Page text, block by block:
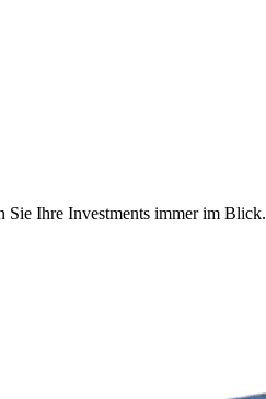
Sie Ihre Investments immer im Blick.